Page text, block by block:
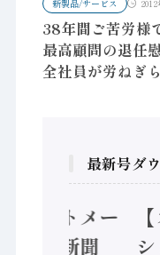
新製品/サービス
38年間ご苦労
最高顧問の退任
全社員が労ねぎ
最新号ダ
【オートメー
ション新聞